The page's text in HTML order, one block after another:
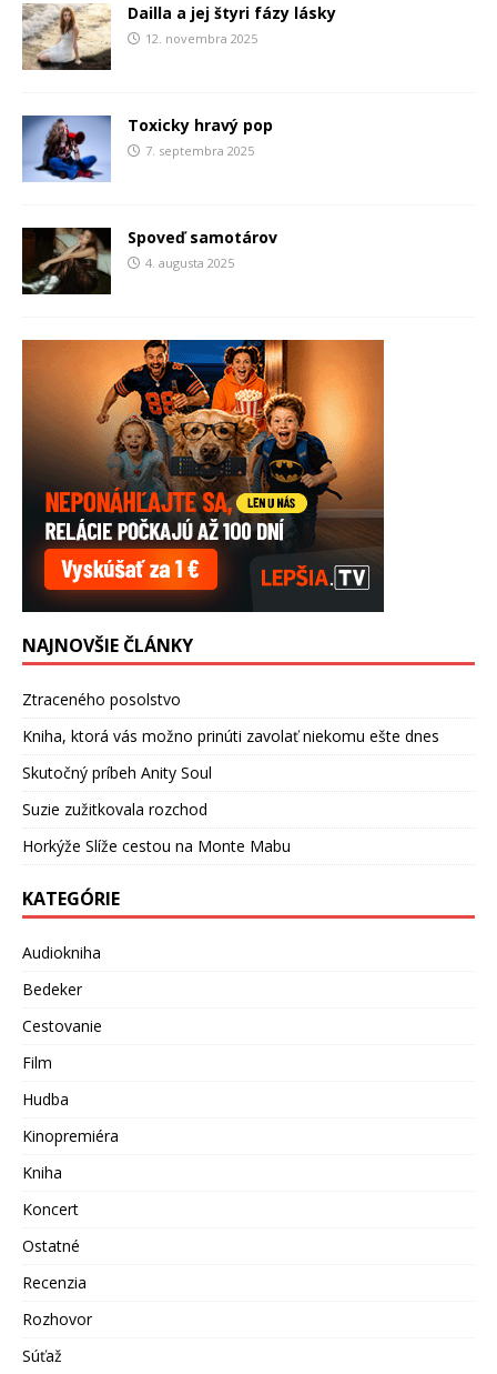
Dailla a jej štyri fázy lásky
12. novembra 2025
Toxicky hravý pop
7. septembra 2025
Spoveď samotárov
4. augusta 2025
NAJNOVŠIE ČLÁNKY
Ztraceného posolstvo
Kniha, ktorá vás možno prinúti zavolať niekomu ešte dnes
Skutočný príbeh Anity Soul
Suzie zužitkovala rozchod
Horkýže Slíže cestou na Monte Mabu
KATEGÓRIE
Audiokniha
Bedeker
Cestovanie
Film
Hudba
Kinopremiéra
Kniha
Koncert
Ostatné
Recenzia
Rozhovor
Súťaž